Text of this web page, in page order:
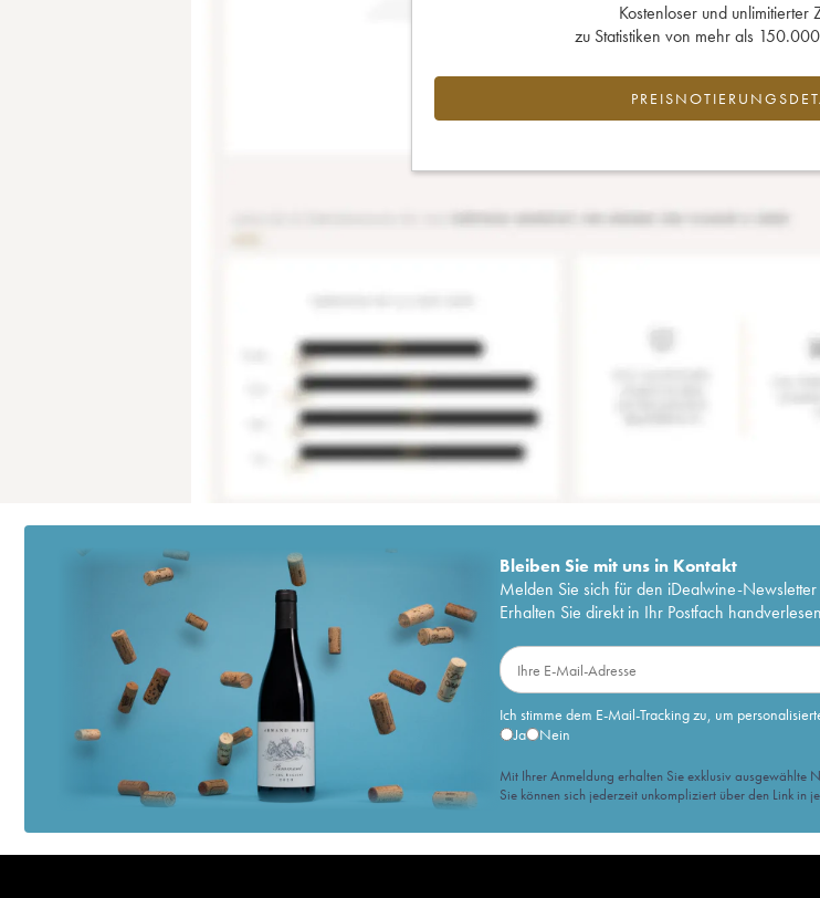
Kostenloser und unlimitierter
zu Statistiken von mehr als
Bleiben Sie mit uns in Kontakt
Melden Sie sich für den iDealwine-
Erhalten Sie direkt in Ihr Postfach
Ich stimme dem E-Mail-Tracking zu, um
Ja
Nein
Mit Ihrer Anmeldung erhalten Sie exklusiv ausgewählte
Sie können sich jederzeit unkompliziert über den Link in